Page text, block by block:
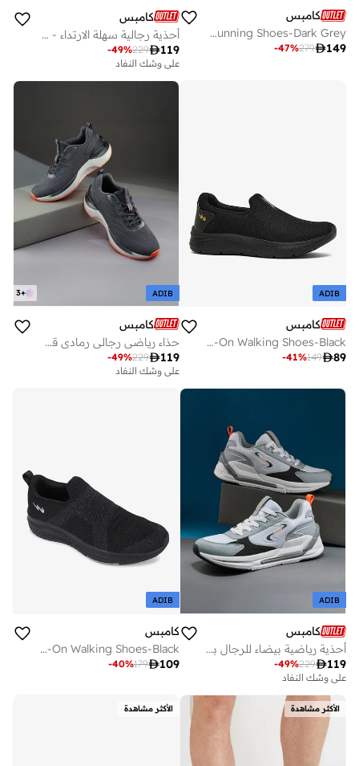
كامبس
Men Greg Pro Bubble Yoga Max Lace-Up Running Shoes-Dark Grey
149
279
-47%
كامبس
أحذية رجالية سهلة الارتداء - خفيفة الوزن، كلاسيكية للمشي اليومي
119
229
-49%
على وشك النفاد
ADIB
كامبس
Men Black/Golden Oxyfit Advance Nitro Fly Advance Memory Slip-On Walking Shoes-Black
89
149
-41%
+
3 ADIB
كامبس
حذاء رياضي رجالي رمادي قصير بتفاصيل برتقالية بتصميم عصري لراحة طوال اليوم
119
229
-49%
على وشك النفاد
ADIB
كامبس
أحذية رياضية بيضاء للرجال بنعل منخفض بلمسة عصرية ناعمة وتفاصيل جريئة
119
229
-49%
على وشك النفاد
ADIB
كامبس
Men Cyber Memory Foam Slip-On Walking Shoes-Black
109
179
-40%
الأكثر مشاهدة الأكثر مشاهدة